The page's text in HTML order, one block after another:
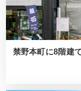
禁野本町に8階建